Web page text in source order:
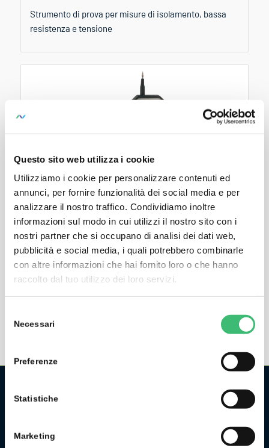
Questo sito web utilizza i cookie
Utilizziamo i cookie per personalizzare contenuti ed
annunci, per fornire funzionalità dei social media e per
analizzare il nostro traffico. Condividiamo inoltre
informazioni sul modo in cui utilizzi il nostro sito con i
nostri partner che si occupano di analisi dei dati web,
pubblicità e social media, i quali potrebbero combinarle
con altre informazioni che hai fornito loro o che hanno
raccolto dal tuo utilizzo dei loro servizi.
delNecessari
Preferenze
Statistiche
Marketing
Strumento di prova per misure di isolamento, bassa
resistenza e tensione
METRISO 5024
Analog Insulation Measuring Instrument / Low-
Resistance Measuring Instrument / Voltmeter with
La GMC Instruments Italia è la filiale italiana del gruppo
tedesco/svizzero
, ed opera nel